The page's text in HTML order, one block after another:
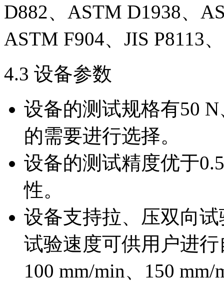
D882、ASTM D1938、
ASTM F904、JIS P8113
4.3 设备参数
设备的测试规格有50
的需要进行选择。
设备的测试精度优于
性。
设备支持拉、压双向
试验速度可供用户进
100 mm/min、150